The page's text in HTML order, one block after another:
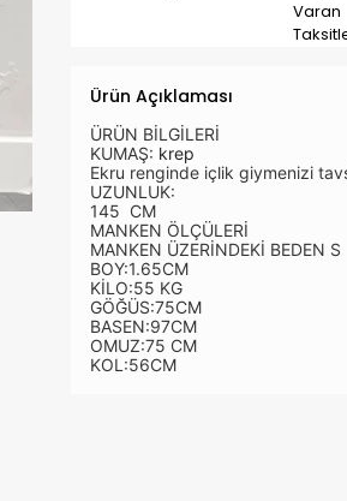
Varan
Ürün Açıklaması
ÜRÜN BİLGİLERİ
KUMAŞ: krep
Ekru renginde içlik giymenizi
UZUNLUK:
145 CM
MANKEN ÖLÇÜLERİ
MANKEN ÜZERİNDEKİ BEDEN S
BOY:1.65CM
KİLO:55 KG
GÖĞÜS:75CM
BASEN:97CM
OMUZ:75 CM
KOL:56CM